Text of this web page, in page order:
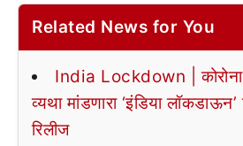
Related News for You
India Lockdown | कोरोना
व्यथा मांडणारा ‘इंडिया
रिलीज